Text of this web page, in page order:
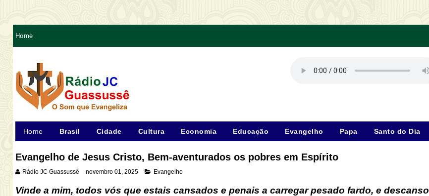
Home
Home Brasil Cidade Cultura Economia Educação Evangelho Papa Santo do Dia
Evangelho de Jesus Cristo, Bem-aventurados os pobres em Espírito
Rádio JC Guassussê novembro 01, 2025 Evangelho
Vinde a mim, todos vós que estais cansados e penais a carregar pesado fardo, e descanso